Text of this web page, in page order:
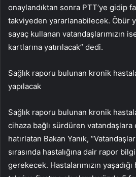
onaylandıktan sonra PTT’ye gidip
takviyeden yararlanabilecek. Öbür
sayaç kullanan vatandaşlarımızın
kartlarına yatırılacak” dedi.
Sağlık raporu bulunan kronik
yapılacak
Sağlık raporu bulunan kronik
cihaza bağlı sürdüren vatandaşlara
hatırlatan Bakan Yanık,
sırasında hastalığına dair rapor
gerekecek. Hastalarımızın